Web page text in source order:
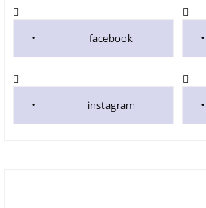
facebook
instagram